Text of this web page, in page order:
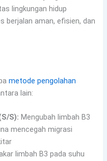
lingkungan hidup
berjalan aman, efisien, dan
metode pengolahan
lain:
S): Mengubah limbah B3
mencegah migrasi
limbah B3 pada suhu